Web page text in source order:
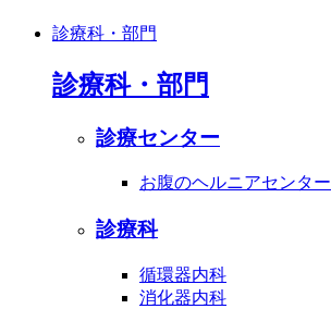
診療科・部門
診療科・部門
診療センター
お腹のヘルニアセンター
診療科
循環器内科
消化器内科